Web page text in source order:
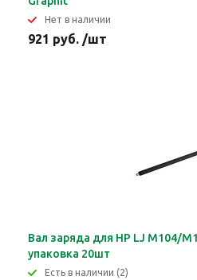
Нет в наличии
921 руб. /шт
Вал заряда для HP LJ M104/
упаковка 20шт
Eсть в наличии (2)